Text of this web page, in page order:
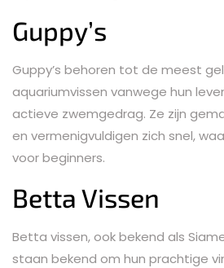
Guppy’s
Guppy’s behoren tot de meest
aquariumvissen vanwege hun
actieve zwemgedrag. Ze zijn
en vermenigvuldigen zich snel,
voor beginners.
Betta Vissen
Betta vissen, ook bekend als
staan ​​bekend om hun prachtige